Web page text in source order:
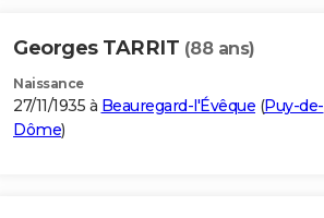
Georges TARRIT (88 ans)
Naissance
27/11/1935 à Beauregard-l'Évêque (Puy-de-
Dôme)